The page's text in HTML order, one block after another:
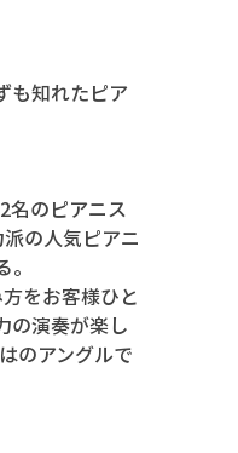
も知れたピア
名のピアニス
の人気ピアニ
をお客様ひと
の演奏が楽し
のアングルで